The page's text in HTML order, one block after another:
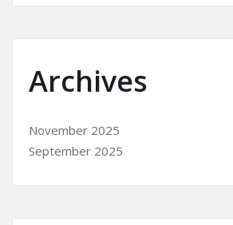
Archives
November 2025
September 2025